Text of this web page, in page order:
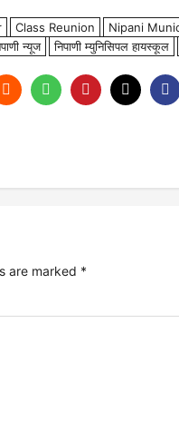
Class Reunion Nipani
न्यूज निपाणी म्युनिसिपल हायस्कूल
are marked *